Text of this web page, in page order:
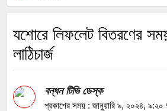
যশোরে লিফলেট বিতরণের
লাঠিচার্জ
বন্ধন টিভি ডেস্ক
প্রকাশের সময় : জানুয়ারি ৯, ২০২৪, ৯:২০